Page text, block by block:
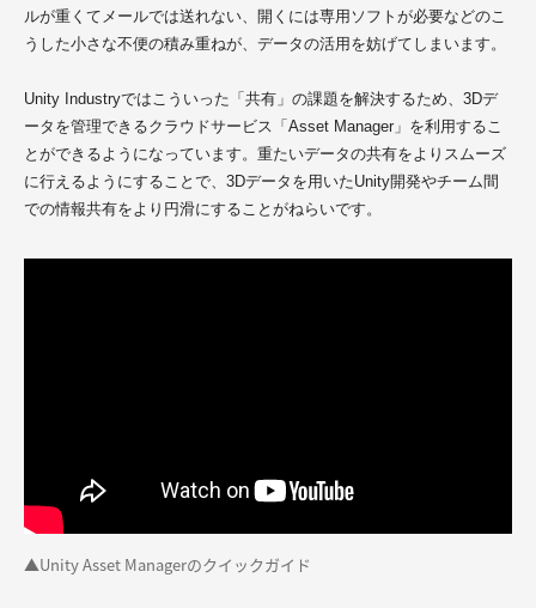
ルが重くてメールでは送れない、開くには専用ソフトが必要などのこ
うした小さな不便の積み重ねが、データの活用を妨げてしまいます。
Unity Industryではこういった「共有」の課題を解決するため、3Dデ
ータを管理できるクラウドサービス「Asset Manager」を利用するこ
とができるようになっています。重たいデータの共有をよりスムーズ
に行えるようにすることで、3Dデータを用いたUnity開発やチーム間
での情報共有をより円滑にすることがねらいです。
▲Unity Asset Managerのクイックガイド